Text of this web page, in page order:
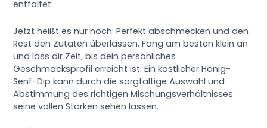
entfaltet.
Jetzt heißt es nur noch: Perfekt abschmecken und den
Rest den Zutaten überlassen. Fang am besten klein an
und lass dir Zeit, bis dein persönliches
Geschmacksprofil erreicht ist. Ein köstlicher Honig-
Senf-Dip kann durch die sorgfältige Auswahl und
Abstimmung des richtigen Mischungsverhältnisses
seine vollen Stärken sehen lassen.